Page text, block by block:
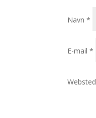
Navn*
E-mail*
Websted